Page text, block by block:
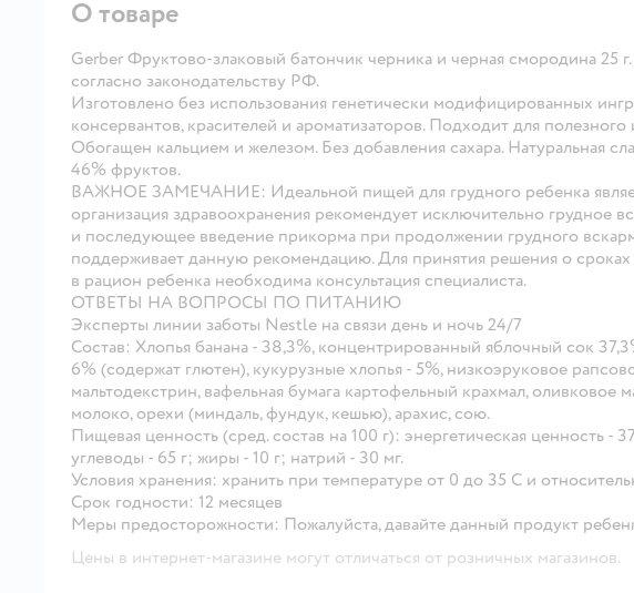
О товаре
Gerber Фруктово-злаковый батончик черника и черная смородина 25
согласно законодательству РФ.
Изготовлено без использования генетически модифицированных
консервантов, красителей и ароматизаторов. Подходит для
Обогащен кальцием и железом. Без добавления сахара. Натуральная
46% фруктов.
ВАЖНОЕ ЗАМЕЧАНИЕ: Идеальной пищей для грудного ребенка
организация здравоохранения рекомендует исключительно грудное
и последующее введение прикорма при продолжении грудного
поддерживает данную рекомендацию. Для принятия решения о
в рацион ребенка необходима консультация специалиста.
ОТВЕТЫ НА ВОПРОСЫ ПО ПИТАНИЮ
Эксперты линии заботы Nestle на связи день и ночь 24/7
Состав: Хлопья банана - 38,3%, концентрированный яблочный сок
6% (содержат глютен), кукурузные хлопья - 5%, низкоэруковое
мальтодекстрин, вафельная бумага картофельный крахмал, оливковое
молоко, орехи (миндаль, фундук, кешью), арахис, сою.
Пищевая ценность (сред. состав на 100 г): энергетическая ценность -
углеводы - 65 г; жиры - 10 г; натрий - 30 мг.
Условия хранения: хранить при температуре от 0 до 35 C и
Срок годности: 12 месяцев
Меры предосторожности: Пожалуйста, давайте данный продукт
Цены в интернет-магазине могут отличаться от розничных магазинов.